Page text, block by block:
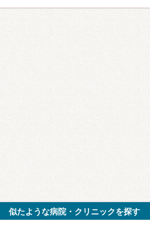
似たような病院・クリニックを探す